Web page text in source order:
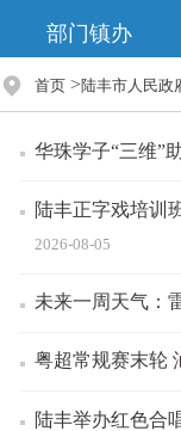
部门镇办
首页>陆丰市人民政
华珠学子“三维”
陆丰正字戏培训
2026-08-05
未来一周天气：
粤超常规赛末轮
陆丰举办红色合